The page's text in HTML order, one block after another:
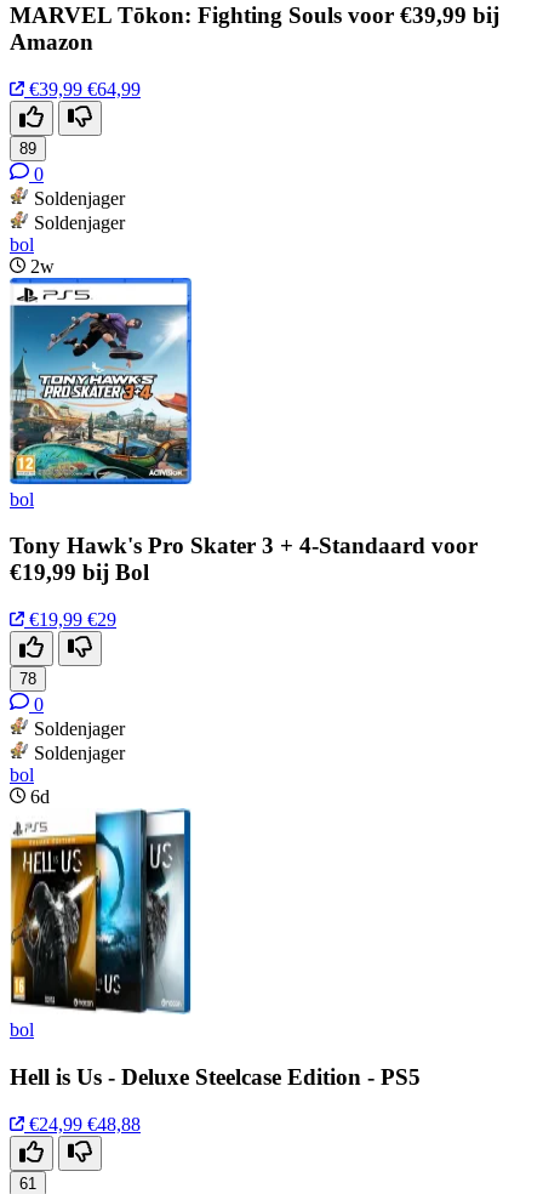
MARVEL Tōkon: Fighting Souls voor €39,99 bij
Amazon
€39,99 €64,99
89
0
Soldenjager
Soldenjager
bol
2w
bol
Tony Hawk's Pro Skater 3 + 4-Standaard voor
€19,99 bij Bol
€19,99 €29
78
0
Soldenjager
Soldenjager
bol
6d
bol
Hell is Us - Deluxe Steelcase Edition - PS5
€24,99 €48,88
61